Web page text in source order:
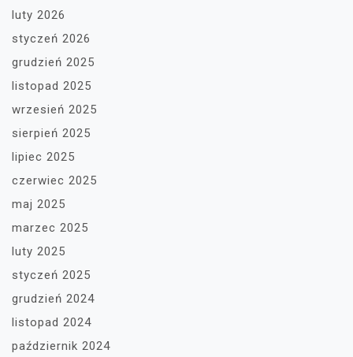
luty 2026
styczeń 2026
grudzień 2025
listopad 2025
wrzesień 2025
sierpień 2025
lipiec 2025
czerwiec 2025
maj 2025
marzec 2025
luty 2025
styczeń 2025
grudzień 2024
listopad 2024
październik 2024